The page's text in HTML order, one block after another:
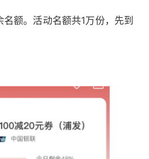
额。活动名额共1万份，先到